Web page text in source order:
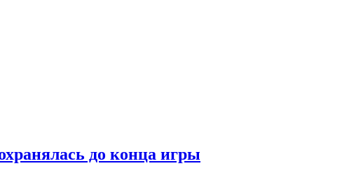
до конца игры